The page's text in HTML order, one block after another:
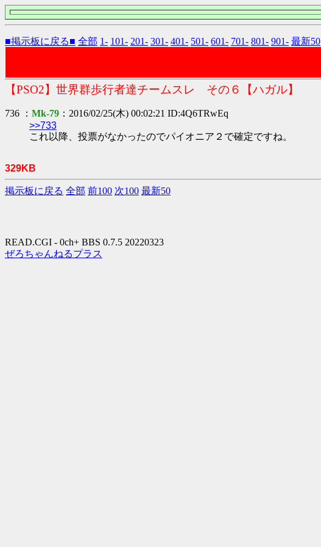
■掲示板に戻る■ 全部 1- 101- 201- 301- 401- 501- 601- 701- 801- 901- 最新50
【PSO2】世界群歩行者達チームスレ その６【ハガル】
736 ： Mk-79 ：2016/02/25(木) 00:02:21 ID:4Q6TRwEq
>>733
これ以降、投票がなかったのでパイオニア２で確定ですね。
329KB
掲示板に戻る 全部 前100 次100 最新50
READ.CGI - 0ch+ BBS 0.7.5 20220323
ぜろちゃんねるプラス